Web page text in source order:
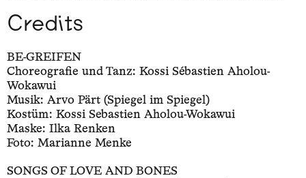
Credits
BE-GREIFEN
Choreografie und Tanz: Kossi Sébastien Aholou-
Wokawui
Musik: Arvo Pärt (Spiegel im Spiegel)
Kostüm: Kossi Sebastien Aholou-Wokawui
Maske: Ilka Renken
Foto: Marianne Menke
SONGS OF LOVE AND BONES